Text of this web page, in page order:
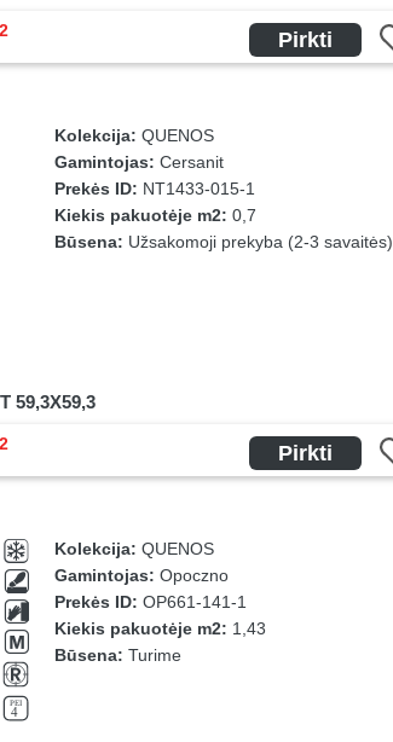
2 Pirkti
Kolekcija: QUENOS
Gamintojas: Cersanit
Prekės ID: NT1433-015-1
Kiekis pakuotėje m2: 0,7
Būsena: Užsakomoji prekyba (2-3 savaitės)
59,3X59,3
2 Pirkti
Kolekcija: QUENOS
Gamintojas: Opoczno
Prekės ID: OP661-141-1
Kiekis pakuotėje m2: 1,43
Būsena: Turime